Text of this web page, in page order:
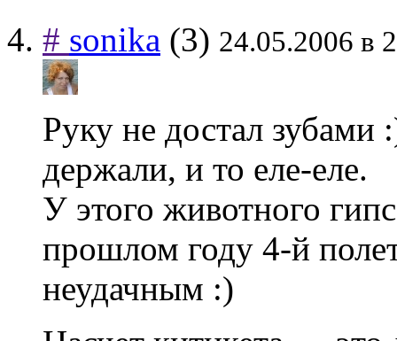
# sonika (3) 24.05.2006 в
Руку не достал
держали, и то еле-еле.
У этого животного
прошлом году 4-й
неудачным :)